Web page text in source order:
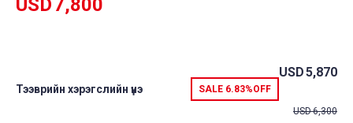
USD7,800
Тээврийн хэрэгслийн үнэ SALE 6.83%OFF
USD5,870
USD6,300